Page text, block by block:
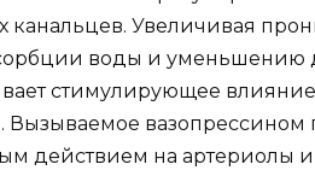
канальцев. Увеличивая
воды и уменьшению
стимулирующее
Вызываемое
действием на артериолы